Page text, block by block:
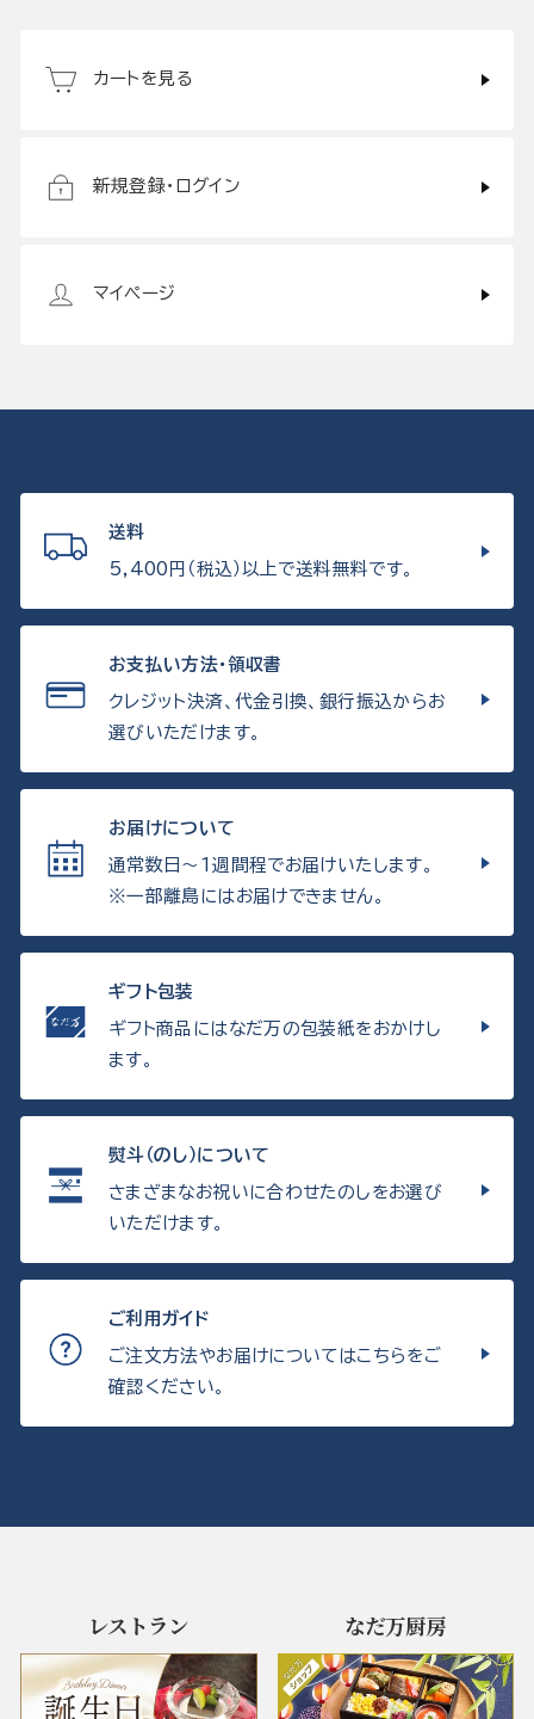
カートを見る
新規登録・ログイン
マイページ
送料
5,400円（税込）以上で送料無料です。
お支払い方法・領収書
クレジット決済、代金引換、銀行振込からお
選びいただけます。
お届けについて
通常数日〜1週間程でお届けいたします。
※一部離島にはお届けできません。
ギフト包装
ギフト商品にはなだ万の包装紙をおかけし
ます。
熨斗（のし）について
さまざまなお祝いに合わせたのしをお選び
いただけます。
ご利用ガイド
ご注文方法やお届けについてはこちらをご
確認ください。
レストラン なだ万厨房